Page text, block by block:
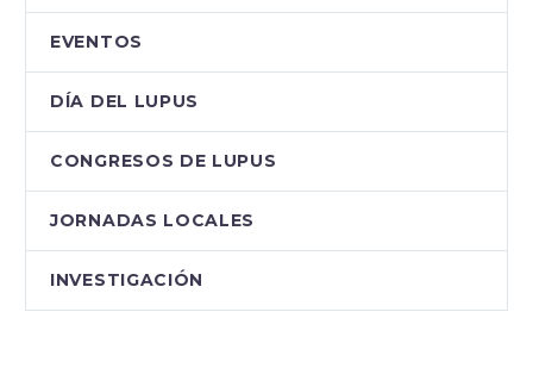
EVENTOS
DÍA DEL LUPUS
CONGRESOS DE LUPUS
JORNADAS LOCALES
INVESTIGACIÓN